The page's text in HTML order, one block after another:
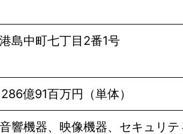
島中町七丁目2番1号
億91百万円（単体）
響機器、映像機器、セキュリ